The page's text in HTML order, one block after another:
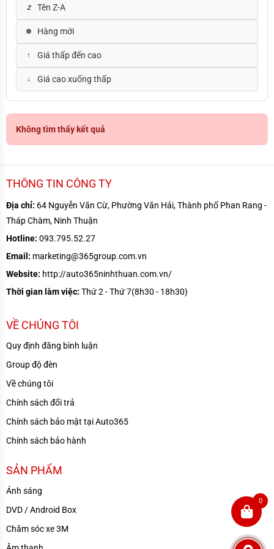
Tên Z-A
Hàng mới
Giá thấp đến cao
Giá cao xuống thấp
Không tìm thấy kết quả
THÔNG TIN CÔNG TY
Địa chỉ: 64 Nguyễn Văn Cừ, Phường Văn Hải, Thành phố Phan Rang -
Tháp Chàm, Ninh Thuận
Hotline: 093.795.52.27
Email: marketing@365group.com.vn
Website: http://auto365ninhthuan.com.vn/
Thời gian làm việc: Thứ 2 - Thứ 7(8h30 - 18h30)
VỀ CHÚNG TÔI
Quy định đăng bình luận
Group độ đèn
Về chúng tôi
Chính sách đổi trả
Chính sách bảo mật tại Auto365
Chính sách bảo hành
SẢN PHẨM
Ánh sáng
DVD / Android Box
Chăm sóc xe 3M
0